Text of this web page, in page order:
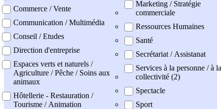
Commerce / Vente
Communication / Multimédia
Conseil / Etudes
Direction d'entreprise
Espaces verts et naturels /
Agriculture / Pêche / Soins aux
animaux
Hôtellerie - Restauration /
Tourisme / Animation
Marketing / Stratégie
commerciale
Ressources Humaines
Santé
Secrétariat / Assistanat
Services à la personne / à la
collectivité (2)
Spectacle
Sport